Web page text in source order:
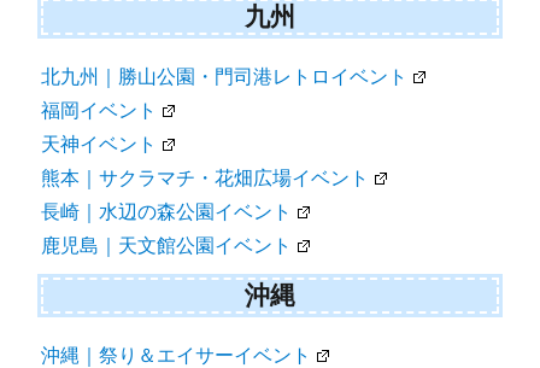
九州
北九州｜勝山公園・門司港レトロイベント
福岡イベント
天神イベント
熊本｜サクラマチ・花畑広場イベント
長崎｜水辺の森公園イベント
鹿児島｜天文館公園イベント
沖縄
沖縄｜祭り＆エイサーイベント